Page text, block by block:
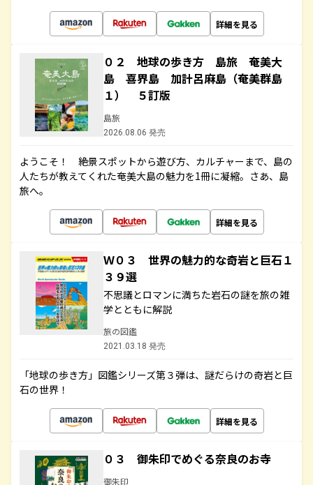
詳細を見る
０２ 地球の歩き方 島旅 奄美大
島 喜界島 加計呂麻島（奄美群島
１） ５訂版
島旅
2026.08.06 発売
ようこそ！ 絶景スポットから遊び方、カルチャーまで、島の
人たちが教えてくれた奄美大島の魅力を1冊に凝縮。さあ、島
旅へ。
詳細を見る
Ｗ０３ 世界の魅力的な奇岩と巨石１
３９選
不思議とロマンに満ちた岩石の謎を旅の雑
学とともに解説
旅の図鑑
2021.03.18 発売
「地球の歩き方」図鑑シリーズ第３弾は、謎だらけの奇岩と巨
石の世界！
詳細を見る
０３ 御朱印でめぐる奈良のお寺
御朱印